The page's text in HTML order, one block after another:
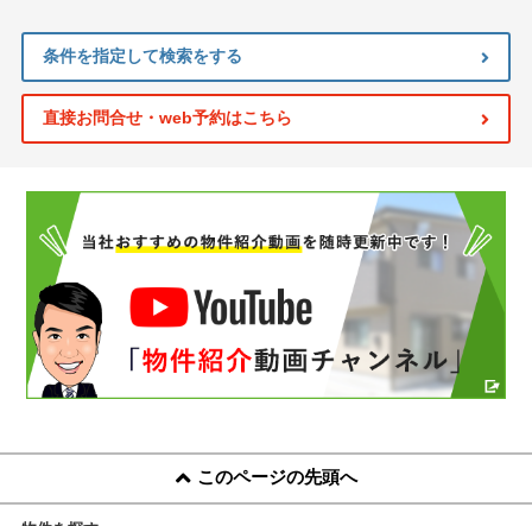
条件を指定して検索をする
直接お問合せ・web予約はこちら
このページの先頭へ